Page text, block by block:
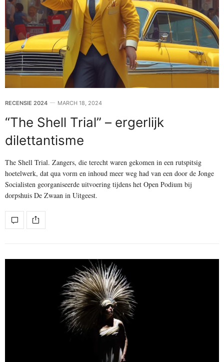
RECENSIE 2024 MARCH 18, 2024
“The Shell Trial” – ergerlijk
dilettantisme
The Shell Trial. Zangers, die terecht waren gekomen in een rutspitsig
hoetelwerk, dat qua vorm en inhoud meer weg had van een door de Jonge
Socialisten georganiseerde uitvoering tijdens het Open Podium bij
dorpshuis De Zwaan in Uitgeest.